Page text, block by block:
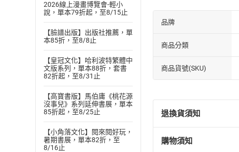
2026線上漫畫博覽會-輕小
說，單本79折起，至8/15止
【臉譜出版】出版社推薦，單
本85折，至8/8止
【皇冠文化】哈利波特繁體中
文版系列，單本88折，套書
82折起，至8/31止
【高寶書版】馬伯庸《桃花源
沒事兒》系列延伸書展，單本
85折起，至8/25止
【小角落文化】閱來閱好玩，
暑期書展，單本82折，至
8/16止
品牌
商品分類
商品貨號(SKU)
退換貨須知
退換貨規定：
購物須知